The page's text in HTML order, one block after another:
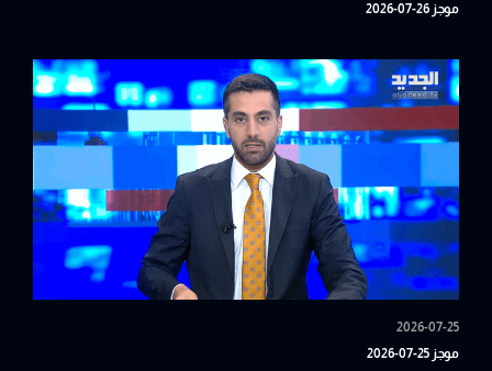
موجز 26-07-2026
2026-07-25
موجز 25-07-2026